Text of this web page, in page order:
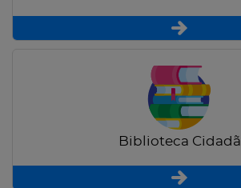
Biblioteca Cidadã